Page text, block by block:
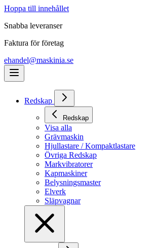
Hoppa till innehållet
Snabba leveranser
Faktura för företag
ehandel@maskinia.se
Redskap
Redskap
Visa alla
Grävmaskin
Hjullastare / Kompaktlastare
Övriga Redskap
Markvibratorer
Kapmaskiner
Belysningsmaster
Elverk
Släpvagnar